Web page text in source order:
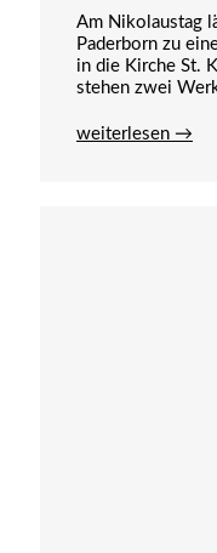
Am Nikolaustag
Paderborn zu
in die Kirche St.
stehen zwei
weiterlesen →